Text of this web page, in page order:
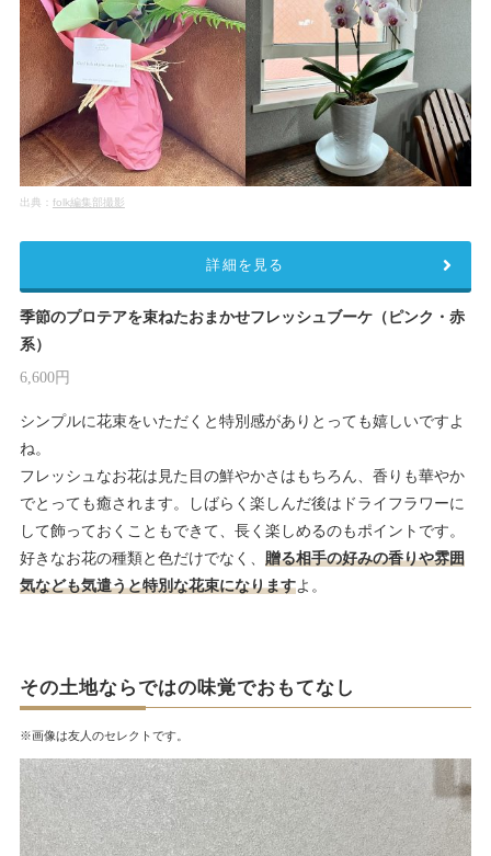
出典： folk編集部撮影
季節のプロテアを束ねたおまかせフレッシュブーケ（ピンク・赤
系）
6,600円
シンプルに花束をいただくと特別感がありとっても嬉しいですよ
ね。
フレッシュなお花は見た目の鮮やかさはもちろん、香りも華やか
でとっても癒されます。しばらく楽しんだ後はドライフラワーに
して飾っておくこともできて、長く楽しめるのもポイントです。
好きなお花の種類と色だけでなく、 贈る相手の好みの香りや雰囲
気なども気遣うと特別な花束になりますよ。
詳細を見る
その土地ならではの味覚でおもてなし
※画像は友人のセレクトです。